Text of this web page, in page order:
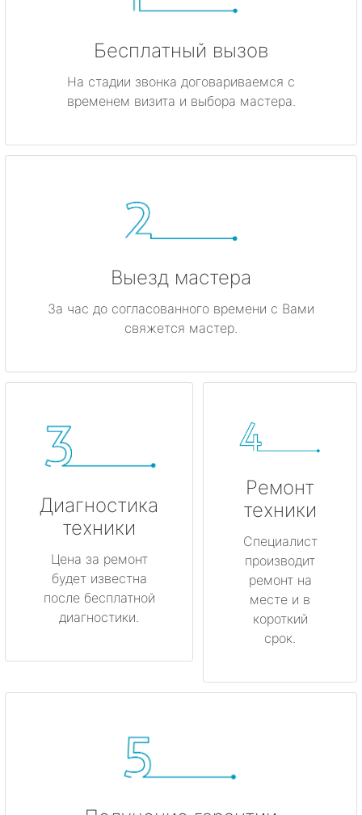
Бесплатный вызов
На стадии звонка договариваемся с
временем визита и выбора мастера.
Выезд мастера
За час до согласованного времени с Вами
свяжется мастер.
Диагностика
техники
Цена за ремонт
будет известна
после бесплатной
диагностики.
Ремонт
техники
Специалист
производит
ремонт на
месте и в
короткий
срок.